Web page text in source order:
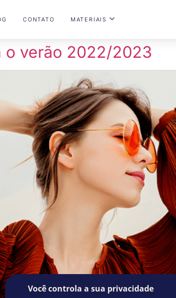
CONTATO MATERIAIS
o verão 2022/2023
Você controla a sua privacidade